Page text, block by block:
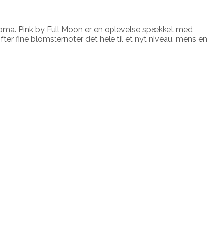
Pink by Full Moon er en oplevelse spækket med
fine blomsternoter det hele til et nyt niveau, mens en